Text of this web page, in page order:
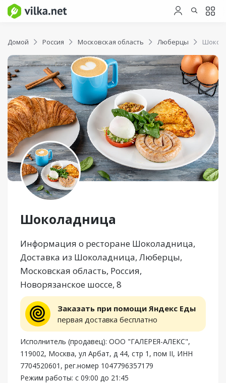
Домой Россия Московская область Люберцы
Шоколадница
Информация о ресторане Шоколадница,
Доставка из Шоколадница, Люберцы,
Московская область, Россия,
Новорязанское шоссе, 8
Заказать при помощи Яндекс Еды
первая доставка бесплатно
Исполнитель (продавец): ООО "ГАЛЕРЕЯ-АЛЕКС",
119002, Москва, ул Арбат, д 44, стр 1, пом II, ИНН
7704520601, рег.номер 1047796357179
Режим работы: с 09:00 до 21:45